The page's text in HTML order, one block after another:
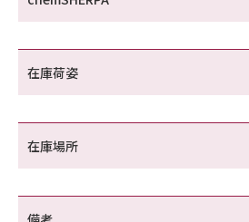
在庫荷姿
在庫場所